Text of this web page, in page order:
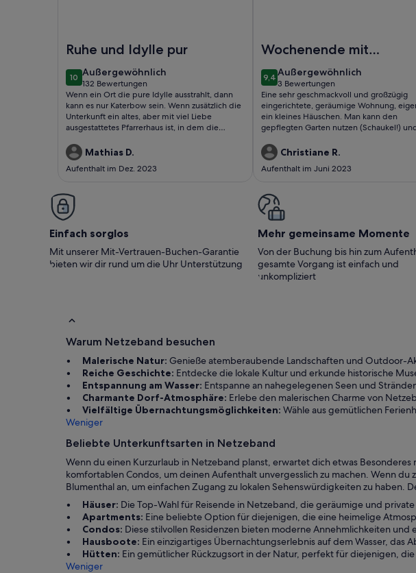
Ruhe und Idylle pur
1010 von 10
Außergewöhnlich
außergewöhnlich
132 Bewertungen
(132
bewertungen)
Wenn ein Ort die pure Idylle ausstrahlt, dann
kann es nur Katerbow sein. Wenn zusätzlich die
Unterkunft ein altes, aber mit viel Liebe
ausgestattetes Pfarrerhaus ist, in dem die
sind, dann kann die seltene Freizeit nur perfekt
werden. Wir wollten die Ruhe pur und die
bekamen wir. Absolut empfehlenswert. Anke
Mathias D.
Aufenthalt im Dez. 2023
Wochenende mit
den Enkeln
9,49,4 von 10
Außergewöhnlich
außergewöhnlich
3 Bewertungen
(3
bewertungen)
Eine sehr geschmackvoll und großzügig
eingerichtete, geräumige Wohnung,
ein kleines Häuschen. Man kann den
gepflegten Garten nutzen (Schaukel!)
am See (Bootsanleger). Die kleine Stadt
Neuruppin bietet Abwechslung, zu
ist besonders das Museum.
Christiane R.
Aufenthalt im Juni 2023
Einfach sorglos
Mit unserer Mit-Vertrauen-Buchen-Garantie
bieten wir dir rund um die Uhr Unterstützung
Mehr gemeinsame Momente
Von der Buchung bis hin zum
gesamte Vorgang ist einfach und
unkompliziert
Warum Netzeband besuchen
Malerische Natur: Genieße atemberaubende Landschaften und Outdoor-
Reiche Geschichte: Entdecke die lokale Kultur und erkunde historische
Entspannung am Wasser: Entspanne an nahegelegenen Seen und
Charmante Dorf-Atmosphäre: Erlebe den malerischen Charme von
Vielfältige Übernachtungsmöglichkeiten: Wähle aus gemütlichen
Weniger
Beliebte Unterkunftsarten in Netzeband
Wenn du einen Kurzurlaub in Netzeband planst, erwartet dich etwas
komfortablen Condos, um deinen Aufenthalt unvergesslich zu machen. Wenn
Blumenthal an, um einfachen Zugang zu lokalen Sehenswürdigkeiten zu haben.
Häuser: Die Top-Wahl für Reisende in Netzeband, die geräumige und
Apartments: Eine beliebte Option für diejenigen, die eine heimelige
Condos: Diese stilvollen Residenzen bieten moderne Annehmlichkeiten und
Hausboote: Ein einzigartiges Übernachtungserlebnis auf dem Wasser, das
Hütten: Ein gemütlicher Rückzugsort in der Natur, perfekt für diejenigen,
Weniger